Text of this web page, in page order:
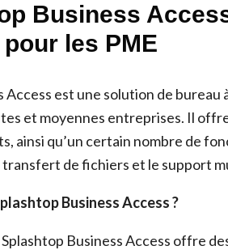
Business
les PME
Access est une solution de
et moyennes entreprises. Il
ainsi qu’un certain nombre de
transfert de fichiers et le support
Business Access ?
Splashtop Business Access offre